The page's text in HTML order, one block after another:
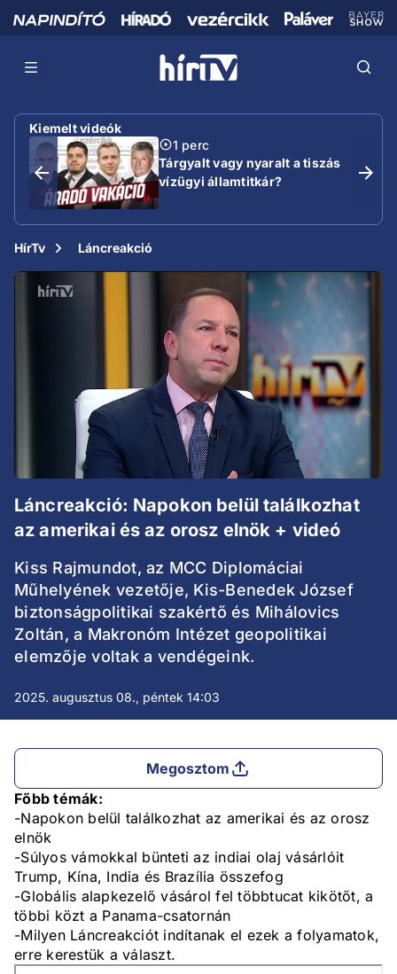
Kiemelt videók
1 perc
Tárgyalt vagy nyaralt a tiszás
vízügyi államtitkár?
HírTv Láncreakció
Láncreakció: Napokon belül találkozhat
az amerikai és az orosz elnök + videó
Kiss Rajmundot, az MCC Diplomáciai
Műhelyének vezetője, Kis-Benedek József
biztonságpolitikai szakértő és Mihálovics
Zoltán, a Makronóm Intézet geopolitikai
elemzője voltak a vendégeink.
2025. augusztus 08., péntek 14:03
Megosztom
Főbb témák:
-Napokon belül találkozhat az amerikai és az orosz
elnök
-Súlyos vámokkal bünteti az indiai olaj vásárlóit
Trump, Kína, India és Brazília összefog
-Globális alapkezelő vásárol fel többtucat kikötőt, a
többi közt a Panama-csatornán
-Milyen Láncreakciót indítanak el ezek a folyamatok,
erre kerestük a választ.